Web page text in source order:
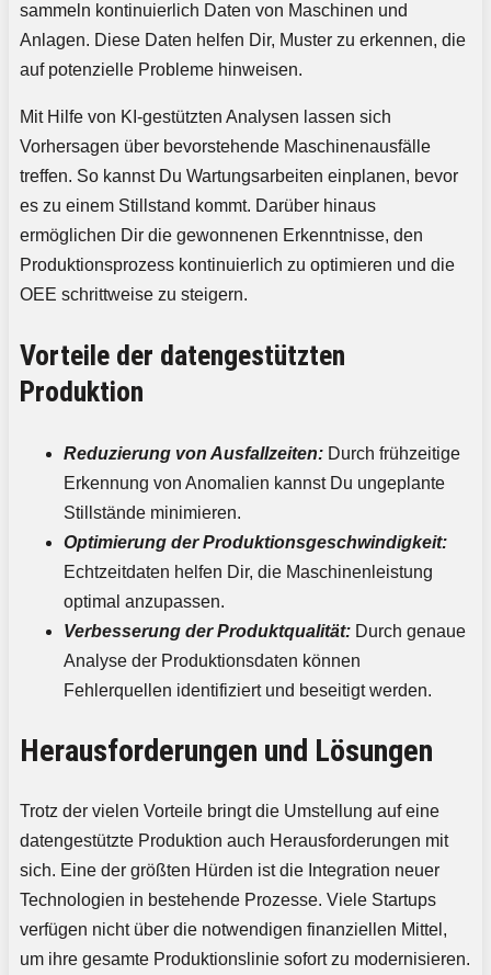
sammeln kontinuierlich Daten von Maschinen und
Anlagen. Diese Daten helfen Dir, Muster zu erkennen, die
auf potenzielle Probleme hinweisen.
Mit Hilfe von KI-gestützten Analysen lassen sich
Vorhersagen über bevorstehende Maschinenausfälle
treffen. So kannst Du Wartungsarbeiten einplanen, bevor
es zu einem Stillstand kommt. Darüber hinaus
ermöglichen Dir die gewonnenen Erkenntnisse, den
Produktionsprozess kontinuierlich zu optimieren und die
OEE schrittweise zu steigern.
Vorteile der datengestützten
Produktion
Reduzierung von Ausfallzeiten: Durch frühzeitige
Erkennung von Anomalien kannst Du ungeplante
Stillstände minimieren.
Optimierung der Produktionsgeschwindigkeit:
Echtzeitdaten helfen Dir, die Maschinenleistung
optimal anzupassen.
Verbesserung der Produktqualität: Durch genaue
Analyse der Produktionsdaten können
Fehlerquellen identifiziert und beseitigt werden.
Herausforderungen und Lösungen
Trotz der vielen Vorteile bringt die Umstellung auf eine
datengestützte Produktion auch Herausforderungen mit
sich. Eine der größten Hürden ist die Integration neuer
Technologien in bestehende Prozesse. Viele Startups
verfügen nicht über die notwendigen finanziellen Mittel,
um ihre gesamte Produktionslinie sofort zu modernisieren.